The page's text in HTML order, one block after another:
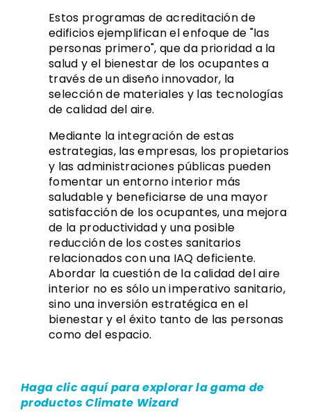
Estos programas de acreditación de
edificios ejemplifican el enfoque de "las
personas primero", que da prioridad a la
salud y el bienestar de los ocupantes a
través de un diseño innovador, la
selección de materiales y las tecnologías
de calidad del aire.
Mediante la integración de estas
estrategias, las empresas, los propietarios
y las administraciones públicas pueden
fomentar un entorno interior más
saludable y beneficiarse de una mayor
satisfacción de los ocupantes, una mejora
de la productividad y una posible
reducción de los costes sanitarios
relacionados con una IAQ deficiente.
Abordar la cuestión de la calidad del aire
interior no es sólo un imperativo sanitario,
sino una inversión estratégica en el
bienestar y el éxito tanto de las personas
como del espacio.
Haga clic aquí para explorar la gama de
productos Climate Wizard